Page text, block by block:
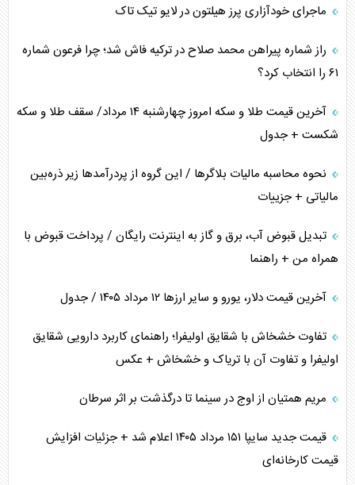
همسویی عربستان با سنتکام علیه متحدان ایران
ترامپ و توهم خلع سلاح حماس
ماجرای خودآزاری پرز هیلتون در لایو تیک تاک
راز شماره پیراهن محمد صلاح در ترکیه فاش شد؛ چرا فرعون شماره
۶۱ را انتخاب کرد؟
آخرین قیمت طلا و سکه امروز چهارشنبه ۱۴ مرداد/ سقف طلا و سکه
شکست + جدول
نحوه محاسبه مالیات بلاگر‌ها / این گروه از پردرآمد‌ها زیر ذره‌بین
مالیاتی + جزییات
تبدیل قبوض آب، برق و گاز به اینترنت رایگان / پرداخت قبوض با
همراه من + راهنما
آخرین قیمت دلار، یورو و سایر ارز‌ها ۱۲ مرداد ۱۴۰۵ / جدول
تفاوت خشخاش با شقایق اولیفرا؛ راهنمای کاربرد دارویی شقایق
اولیفرا و تفاوت آن با تریاک و خشخاش + عکس
مریم همتیان از اوج در سینما تا درگذشت بر اثر سرطان
قیمت جدید سایپا ۱۵۱ مرداد ۱۴۰۵ اعلام شد + جزئیات افزایش
قیمت کارخانه‌ای